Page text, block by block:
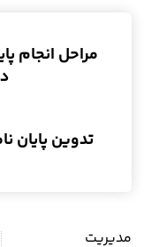
مراحل انجام
تدوین پایان
مدیریت